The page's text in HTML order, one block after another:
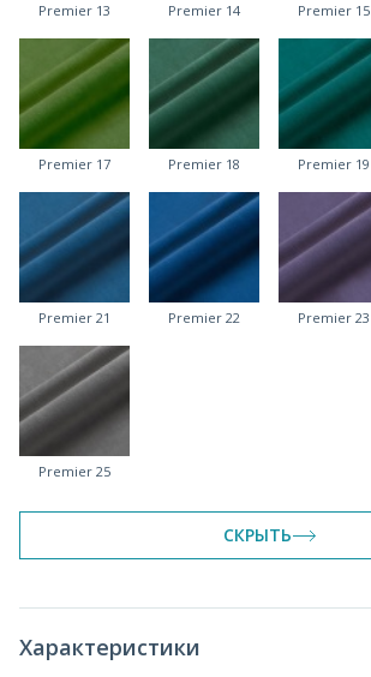
Premier 13 Premier 14 Premier 15
Premier 17 Premier 18 Premier 19
Premier 21 Premier 22 Premier 23
Premier 25
СКРЫТЬ
Характеристики